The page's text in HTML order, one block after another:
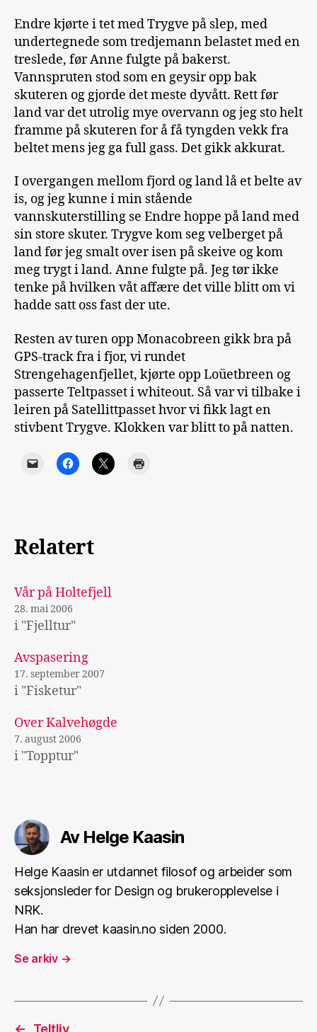
Endre kjørte i tet med Trygve på slep, med
undertegnede som tredjemann belastet med en
treslede, før Anne fulgte på bakerst.
Vannspruten stod som en geysir opp bak
skuteren og gjorde det meste dyvått. Rett før
land var det utrolig mye overvann og jeg sto helt
framme på skuteren for å få tyngden vekk fra
beltet mens jeg ga full gass. Det gikk akkurat.
I overgangen mellom fjord og land lå et belte av
is, og jeg kunne i min stående
vannskuterstilling se Endre hoppe på land med
sin store skuter. Trygve kom seg velberget på
land før jeg smalt over isen på skeive og kom
meg trygt i land. Anne fulgte på. Jeg tør ikke
tenke på hvilken våt affære det ville blitt om vi
hadde satt oss fast der ute.
Resten av turen opp Monacobreen gikk bra på
GPS-track fra i fjor, vi rundet
Strengehagenfjellet, kjørte opp Loüetbreen og
passerte Teltpasset i whiteout. Så var vi tilbake i
leiren på Satellittpasset hvor vi fikk lagt en
stivbent Trygve. Klokken var blitt to på natten.
Relatert
Vår på Holtefjell
28. mai 2006
i "Fjelltur"
Avspasering
17. september 2007
i "Fisketur"
Over Kalvehøgde
7. august 2006
i "Topptur"
Av Helge Kaasin
Helge Kaasin er utdannet filosof og arbeider som
seksjonsleder for Design og brukeropplevelse i
NRK.
Han har drevet kaasin.no siden 2000.
Se arkiv →
← Teltliv